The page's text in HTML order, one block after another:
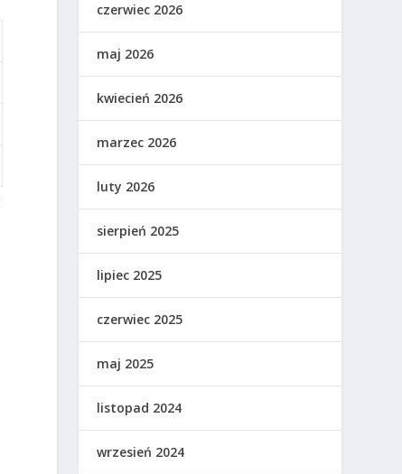
czerwiec 2026
maj 2026
kwiecień 2026
marzec 2026
luty 2026
sierpień 2025
lipiec 2025
czerwiec 2025
maj 2025
listopad 2024
wrzesień 2024